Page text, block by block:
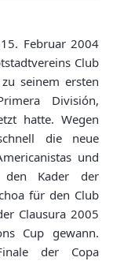
Februar 2004
Club
seinem ersten
División,
hatte. Wegen
die neue
und
Kader der
für den Club
Clausura 2005
Cup gewann.
der Copa